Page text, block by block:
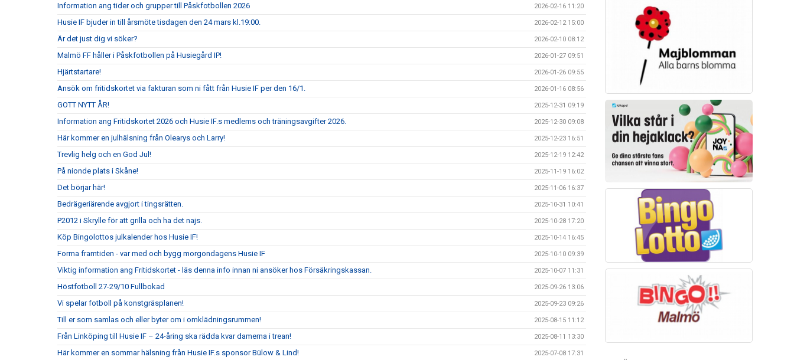
Information ang tider och grupper till Påskfotbollen 2026 2026-02-16 11:20
Husie IF bjuder in till årsmöte tisdagen den 24 mars kl.19:00. 2026-02-12 15:00
Är det just dig vi söker? 2026-02-10 08:12
Malmö FF håller i Påskfotbollen på Husiegård IP! 2026-01-27 09:51
Hjärtstartare! 2026-01-26 09:55
Ansök om fritidskortet via fakturan som ni fått från Husie IF per den 16/1. 2026-01-16 08:56
GOTT NYTT ÅR! 2025-12-31 09:19
Information ang Fritidskortet 2026 och Husie IF.s medlems och träningsavgifter 2026. 2025-12-30 09:08
Här kommer en julhälsning från Olearys och Larry! 2025-12-23 16:51
Trevlig helg och en God Jul! 2025-12-19 12:42
På nionde plats i Skåne! 2025-11-19 16:02
Det börjar här! 2025-11-06 16:37
Bedrägeriärende avgjort i tingsrätten. 2025-10-31 10:41
P2012 i Skrylle för att grilla och ha det najs. 2025-10-28 17:20
Köp Bingolottos julkalender hos Husie IF! 2025-10-14 16:45
Forma framtiden - var med och bygg morgondagens Husie IF 2025-10-10 09:39
Viktig information ang Fritidskortet - läs denna info innan ni ansöker hos Försäkringskassan. 2025-10-07 11:31
Höstfotboll 27-29/10 Fullbokad 2025-09-26 13:06
Vi spelar fotboll på konstgräsplanen! 2025-09-23 09:26
Till er som samlas och eller byter om i omklädningsrummen! 2025-08-15 11:12
Från Linköping till Husie IF – 24-åring ska rädda kvar damerna i trean! 2025-08-11 13:30
Här kommer en sommar hälsning från Husie IF.s sponsor Bülow & Lind! 2025-07-08 17:31